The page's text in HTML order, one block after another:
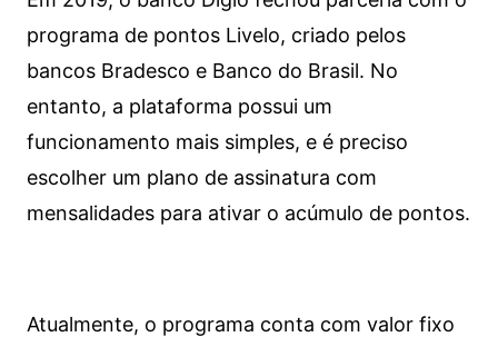
programa de pontos Livelo, criado pelos
bancos Bradesco e Banco do Brasil. No
entanto, a plataforma possui um
funcionamento mais simples, e é preciso
escolher um plano de assinatura com
mensalidades para ativar o acúmulo de pontos.
Atualmente, o programa conta com valor fixo